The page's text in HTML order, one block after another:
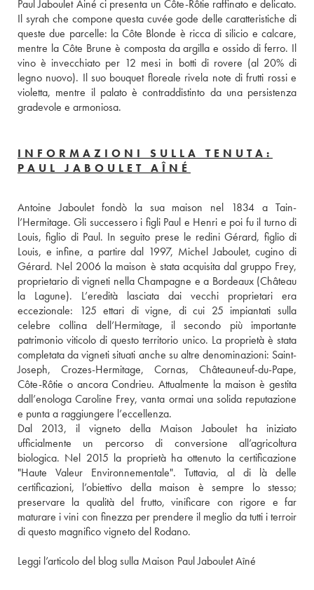
Paul Jaboulet Ainé ci presenta un Côte-Rôtie raffinato e delicato.
Il syrah che compone questa cuvée gode delle caratteristiche di
queste due parcelle: la Côte Blonde è ricca di silicio e calcare,
mentre la Côte Brune è composta da argilla e ossido di ferro. Il
vino è invecchiato per 12 mesi in botti di rovere (al 20% di
legno nuovo). Il suo bouquet floreale rivela note di frutti rossi e
violetta, mentre il palato è contraddistinto da una persistenza
gradevole e armoniosa.
INFORMAZIONI SULLA TENUTA:
PAUL JABOULET AÎNÉ
Antoine Jaboulet fondò la sua maison nel 1834 a Tain-
l’Hermitage. Gli successero i figli Paul e Henri e poi fu il turno di
Louis, figlio di Paul. In seguito prese le redini Gérard, figlio di
Louis, e infine, a partire dal 1997, Michel Jaboulet, cugino di
Gérard. Nel 2006 la maison è stata acquisita dal gruppo Frey,
proprietario di vigneti nella Champagne e a Bordeaux (Château
la Lagune). L’eredità lasciata dai vecchi proprietari era
eccezionale: 125 ettari di vigne, di cui 25 impiantati sulla
celebre collina dell’Hermitage, il secondo più importante
patrimonio viticolo di questo territorio unico. La proprietà è stata
completata da vigneti situati anche su altre denominazioni: Saint-
Joseph, Crozes-Hermitage, Cornas, Châteauneuf-du-Pape,
Côte-Rôtie o ancora Condrieu. Attualmente la maison è gestita
dall’enologa Caroline Frey, vanta ormai una solida reputazione
e punta a raggiungere l’eccellenza.
Dal 2013, il vigneto della Maison Jaboulet ha iniziato
ufficialmente un percorso di conversione all’agricoltura
biologica. Nel 2015 la proprietà ha ottenuto la certificazione
"Haute Valeur Environnementale". Tuttavia, al di là delle
certificazioni, l’obiettivo della maison è sempre lo stesso;
preservare la qualità del frutto, vinificare con rigore e far
maturare i vini con finezza per prendere il meglio da tutti i terroir
di questo magnifico vigneto del Rodano.
Leggi l’articolo del blog sulla Maison Paul Jaboulet Aîné